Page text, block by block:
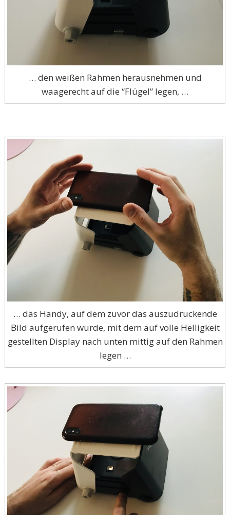
… den weißen Rahmen herausnehmen und
waagerecht auf die “Flügel” legen, …
… das Handy, auf dem zuvor das auszudruckende
Bild aufgerufen wurde, mit dem auf volle Helligkeit
gestellten Display nach unten mittig auf den Rahmen
legen …